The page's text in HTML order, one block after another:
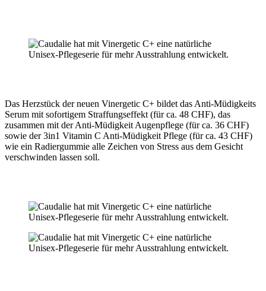
Das Herzstück der neuen Vinergetic C+ bildet das Anti-Müdigkeits
Serum mit sofortigem Straffungseffekt (für ca. 48 CHF), das
zusammen mit der Anti-Müdigkeit Augenpflege (für ca. 36 CHF)
sowie der 3in1 Vitamin C Anti-Müdigkeit Pflege (für ca. 43 CHF)
wie ein Radiergummie alle Zeichen von Stress aus dem Gesicht
verschwinden lassen soll.